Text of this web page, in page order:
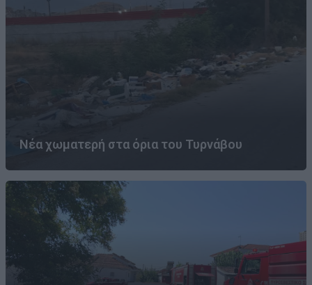
Νέα χωματερή στα όρια του Τυρνάβου